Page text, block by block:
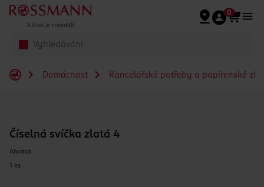
Přeskočit na hlavmní obsah
0
Domácnost Kancelářské potřeby a papírenské
Číselná svíčka zlatá 4
Alvarak
1 ks